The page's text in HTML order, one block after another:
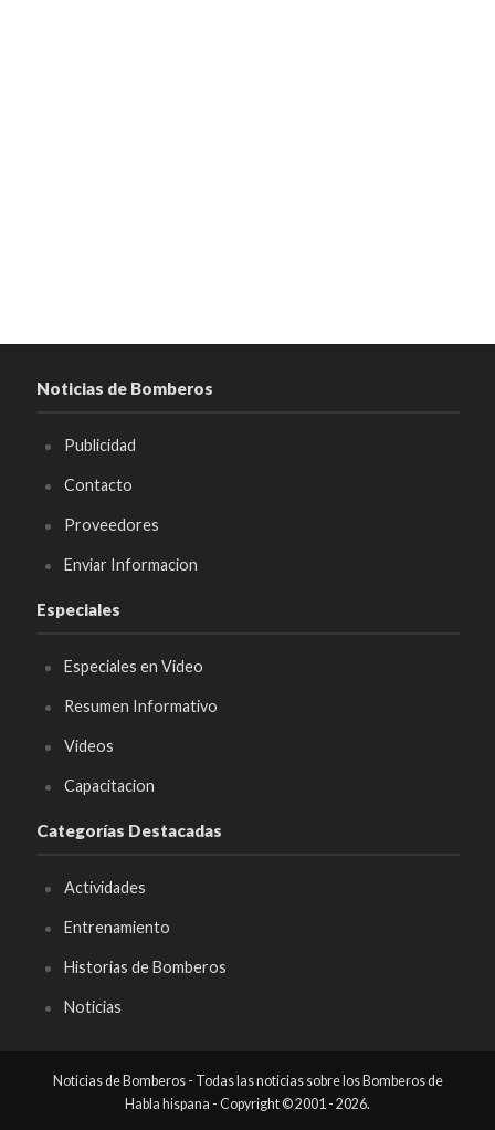
Noticias de Bomberos
Publicidad
Contacto
Proveedores
Enviar Informacion
Especiales
Especiales en Video
Resumen Informativo
Videos
Capacitacion
Categorías Destacadas
Actividades
Entrenamiento
Historias de Bomberos
Noticias
Noticias de Bomberos - Todas las noticias sobre los Bomberos de
Habla hispana - Copyright © 2001 - 2026.